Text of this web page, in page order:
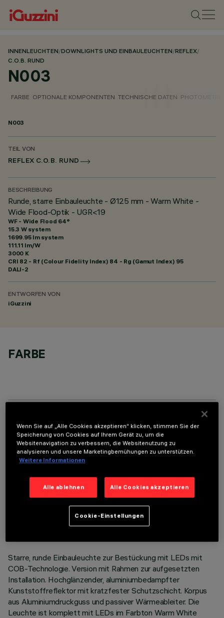
INNENLEUCHTEN/DOWNLIGHTS UND EINBAULEUCHTEN/REFLEX/
C.O.B. RUND
N003
FARBE OPTIONALE KOMPONENTEN TECHNISCHE DATEN
N003
TEIL VON
REFLEX C.O.B. RUND
BESCHREIBUNG
Runde, starre Einbauleuchte - Ø125 mm - Warm White -
Wide Flood-Optik - UGR<19
WF - Wide Flood 64°
15.3 W system
1699.95 lm system
111.11 lm/W
3000 K
CRI 82 - Rf (Colour Fidelity Index) 84 - Rg (Gamut Index) 95
DALI-2
ENTWORFEN VON
iGuzzini
FARBE
OPTIONALE KOMPONENTEN
TECHNISCHE DATEN
LETZTES UPDATE: 07.08.2026
Starre, runde Einbauleuchte zur Bestückung mit LEDs mit
COB-Technologie. Version mit Rahmen zur aufgesetzten
Installation. Hochglänzender, aluminiumbedampfter
Kunststoffreflektor mit kratzfester Schutzschicht. Korpus
aus Aluminiumdruckguss und passiver Wärmeableiter. Die
Leuchte ist komplett mit LEDs im Farbton Warm White
Wenn Sie auf „Alle Cookies akzeptieren“ klicken, stimmen Sie der
Speicherung von Cookies auf Ihrem Gerät zu, um die
Websitenavigation zu verbessern, die Websitenutzung zu
analysieren und unsere Marketingbemühungen zu unterstützen.
Weitere Informationen
Alle ablehnen Alle Cookies akzeptieren
Cookie-Einstellungen